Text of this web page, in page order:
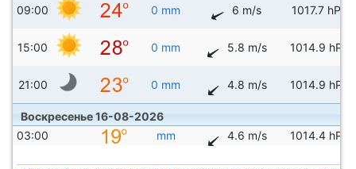
09:00 0 mm 6 m/s 1017.7 hPa
15:00 0 mm 5.8 m/s 1014.9 hPa
21:00 0 mm 4.8 m/s 1014.9 hPa
Воскресенье 16-08-2026
03:00
mm 4.6 m/s 1014.4 hPa